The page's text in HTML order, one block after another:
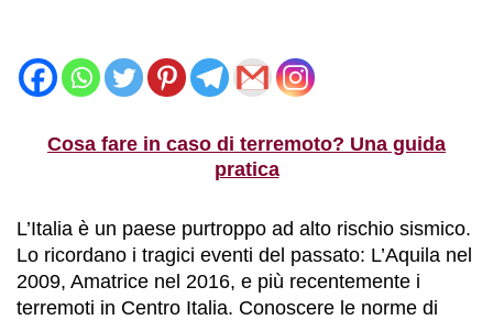
Cosa fare in caso di terremoto? Una guida
pratica
L’Italia è un paese purtroppo ad alto rischio sismico.
Lo ricordano i tragici eventi del passato: L’Aquila nel
2009, Amatrice nel 2016, e più recentemente i
terremoti in Centro Italia. Conoscere le norme di